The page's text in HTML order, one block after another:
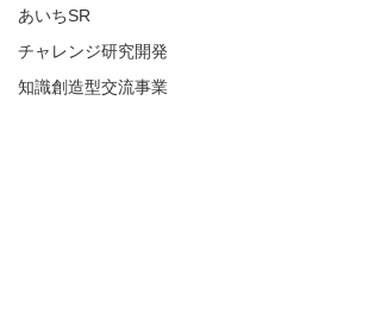
あいちSR
チャレンジ研究開発
知識創造型交流事業